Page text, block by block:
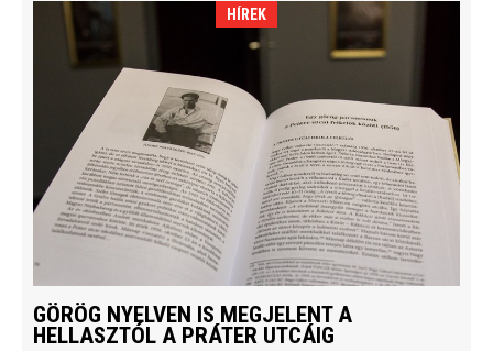
HÍREK
GÖRÖG NYELVEN IS MEGJELENT A
HELLASZTÓL A PRÁTER UTCÁIG